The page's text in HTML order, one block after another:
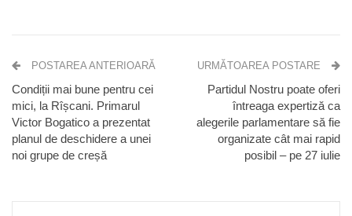
POSTAREA ANTERIOARĂ
Condiții mai bune pentru cei
mici, la Rîșcani. Primarul
Victor Bogatico a prezentat
planul de deschidere a unei
noi grupe de creșă
URMĂTOAREA POSTARE
Partidul Nostru poate oferi
întreaga expertiză ca
alegerile parlamentare să fie
organizate cât mai rapid
posibil – pe 27 iulie